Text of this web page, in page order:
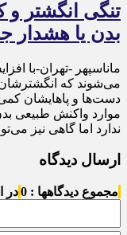
تنگی انگشتر
بدن یا هشدار
ماناسپهر -تهران-با
می‌شوند که
دست‌ها و پاهایشان
موارد واکنش طبیعی
ندارد اما گاهی نیز
ارسال دیدگاه
مجموع دیدگاهها : 0 در